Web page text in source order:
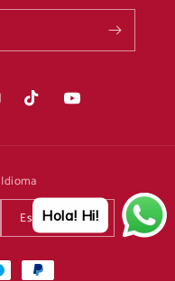
TikTok YouTube
Idioma
EspañolHola! Hi!